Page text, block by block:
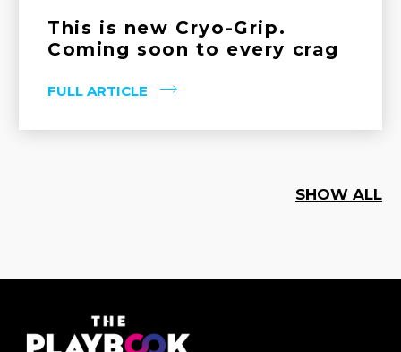
This is new Cryo-Grip.
Coming soon to every crag
FULL ARTICLE
SHOW ALL